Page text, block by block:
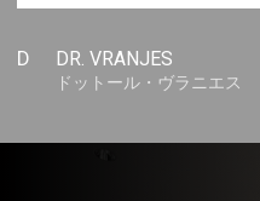
D DR. VRANJES
ドットール・ヴラニエス